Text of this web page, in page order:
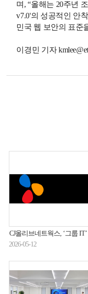
며, “올해는 20주년
v7.0'의 성공적인 안
민국 웹 보안의 표준
이경민 기자
CJ올리브네트웍스, ‘그룹 IT’ 넘어 현장형 AX 사업자
2026-05-12